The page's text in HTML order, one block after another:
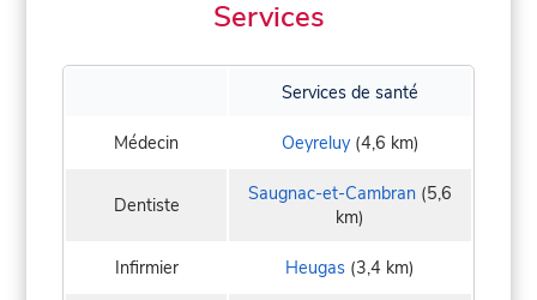
Services
Services de santé
Médecin Oeyreluy(4,6 km)
Dentiste Saugnac-et-Cambran (5,6
km)
Infirmier Heugas (3,4 km)